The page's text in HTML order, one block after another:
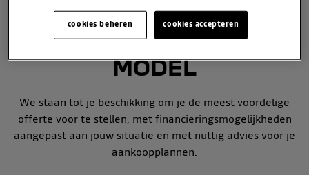
ONTVANG GRATIS JOUW
OFFERTE VOOR EEN
MODEL
We staan tot je beschikking om je de meest voordelige
offerte voor te stellen, met financieringsmogelijkheden
aangepast aan jouw situatie en met nuttig advies voor je
aankoopplannen.
cookies accepteren
cookies beheren